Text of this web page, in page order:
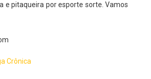
e pitaqueira por esporte sorte. Vamos
Crônica